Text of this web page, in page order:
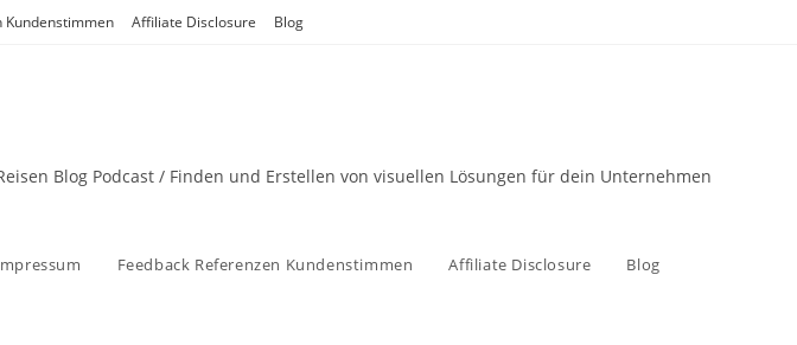
Kundenstimmen Affiliate Disclosure Blog
Blog Podcast / Finden und Erstellen von visuellen Lösungen für dein Unternehmen
Feedback Referenzen Kundenstimmen Affiliate Disclosure Blog